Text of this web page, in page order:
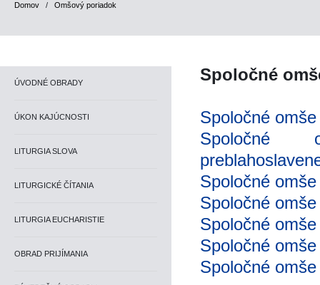
Domov / Omšový poriadok
ÚVODNÉ OBRADY
ÚKON KAJÚCNOSTI
LITURGIA SLOVA
LITURGICKÉ ČÍTANIA
LITURGIA EUCHARISTIE
OBRAD PRIJÍMANIA
Spoločné
Spoločné
Spoločné
Spoločné
Spoločné
Spoločné
Spoločné
Spoločné